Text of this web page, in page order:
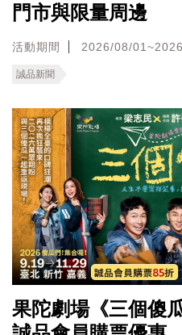
門市與限量周邊
活動期間 2026/08/
誠品新聞
果陀劇場《三個傻